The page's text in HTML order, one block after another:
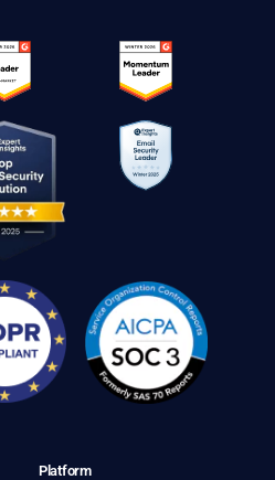
Platform